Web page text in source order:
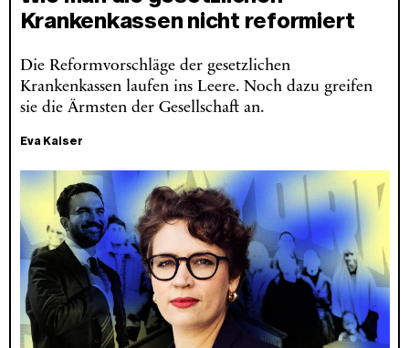
Krankenkassen nicht reformiert
Die Reformvorschläge der gesetzlichen
Krankenkassen laufen ins Leere. Noch dazu greifen
sie die Ärmsten der Gesellschaft an.
Eva Kaiser